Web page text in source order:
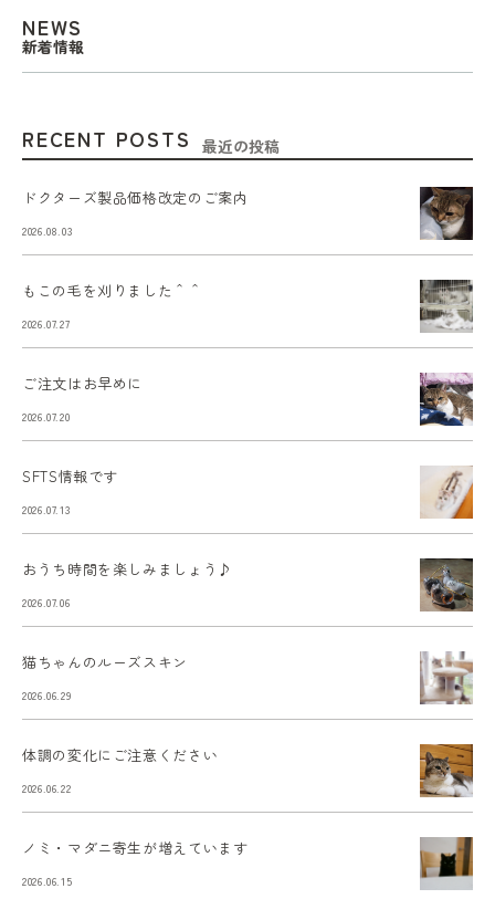
NEWS
新着情報
RECENT POSTS 最近の投稿
ドクターズ製品価格改定のご案内
2026.08.03
もこの毛を刈りました＾＾
2026.07.27
ご注文はお早めに
2026.07.20
SFTS情報です
2026.07.13
おうち時間を楽しみましょう♪
2026.07.06
猫ちゃんのルーズスキン
2026.06.29
体調の変化にご注意ください
2026.06.22
ノミ・マダニ寄生が増えています
2026.06.15